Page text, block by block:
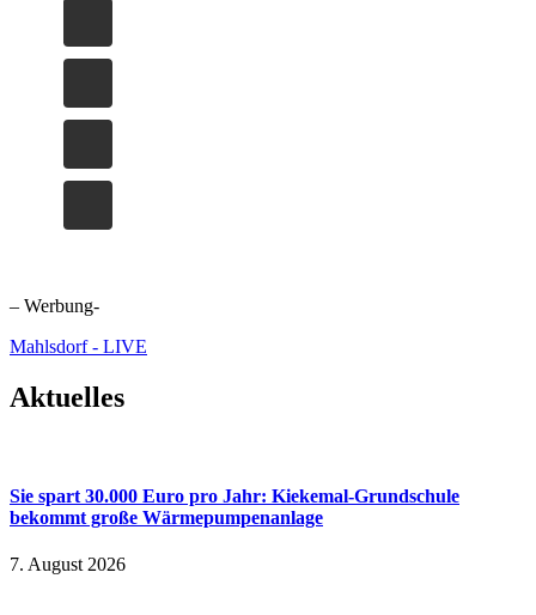
– Werbung-
Mahlsdorf - LIVE
Aktuelles
Sie spart 30.000 Euro pro Jahr: Kiekemal-Grundschule
bekommt große Wärmepumpenanlage
7. August 2026